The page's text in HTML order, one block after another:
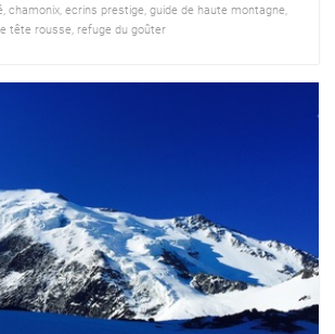
, chamonix, ecrins prestige, guide de haute montagne,
tête rousse, refuge du goûter